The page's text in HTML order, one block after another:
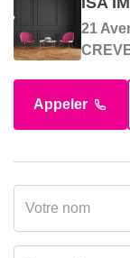
21
Appeler